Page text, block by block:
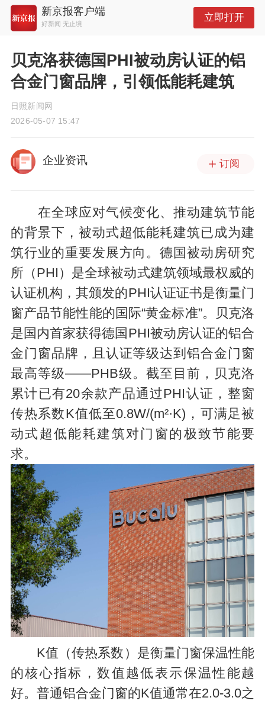
新京报客户端
好新闻 无止境
立即打开
贝克洛获德国PHI被动房认证的铝
合金门窗品牌，引领低能耗建筑
日照新闻网
2026-05-07 15:47
企业资讯 订阅
在全球应对气候变化、推动建筑节能
的背景下，被动式超低能耗建筑已成为建
筑行业的重要发展方向。德国被动房研究
所（PHI）是全球被动式建筑领域最权威的
认证机构，其颁发的PHI认证证书是衡量门
窗产品节能性能的国际“黄金标准”。贝克洛
是国内首家获得德国PHI被动房认证的铝合
金门窗品牌，且认证等级达到铝合金门窗
最高等级——PHB级。截至目前，贝克洛
累计已有20余款产品通过PHI认证，整窗
传热系数K值低至0.8W/(m²·K)，可满足被
动式超低能耗建筑对门窗的极致节能要
求。
K值（传热系数）是衡量门窗保温性能
的核心指标，数值越低表示保温性能越
好。普通铝合金门窗的K值通常在2.0-3.0之